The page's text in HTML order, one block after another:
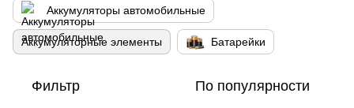
Аккумуляторы автомобильные
Аккумуляторные элементы Батарейки
Фильтр По популярности